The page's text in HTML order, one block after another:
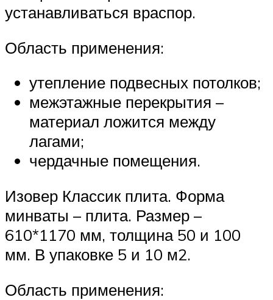
устанавливаться враспор.
Область применения:
утепление подвесных потолков;
межэтажные перекрытия –
материал ложится между
лагами;
чердачные помещения.
Изовер Классик плита. Форма
минваты – плита. Размер –
610*1170 мм, толщина 50 и 100
мм. В упаковке 5 и 10 м2.
Область применения: